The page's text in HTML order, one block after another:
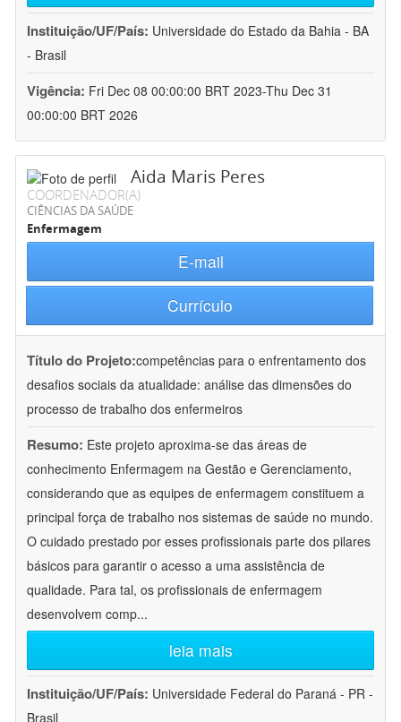
Instituição/UF/País: Universidade do Estado da Bahia - BA
- Brasil
Vigência: Fri Dec 08 00:00:00 BRT 2023-Thu Dec 31
00:00:00 BRT 2026
Aida Maris Peres
COORDENADOR(A)
CIÊNCIAS DA SAÚDE
Enfermagem
E-mail
Currículo
Título do Projeto:competências para o enfrentamento dos
desafios sociais da atualidade: análise das dimensões do
processo de trabalho dos enfermeiros
Resumo: Este projeto aproxima-se das áreas de
conhecimento Enfermagem na Gestão e Gerenciamento,
considerando que as equipes de enfermagem constituem a
principal força de trabalho nos sistemas de saúde no mundo.
O cuidado prestado por esses profissionais parte dos pilares
básicos para garantir o acesso a uma assistência de
qualidade. Para tal, os profissionais de enfermagem
desenvolvem comp...
leia mais
Instituição/UF/País: Universidade Federal do Paraná - PR -
Brasil